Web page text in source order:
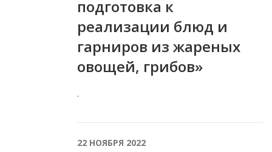
подготовка к
реализации блюд и
гарниров из жареных
овощей, грибов»
.
22 НОЯБРЯ 2022